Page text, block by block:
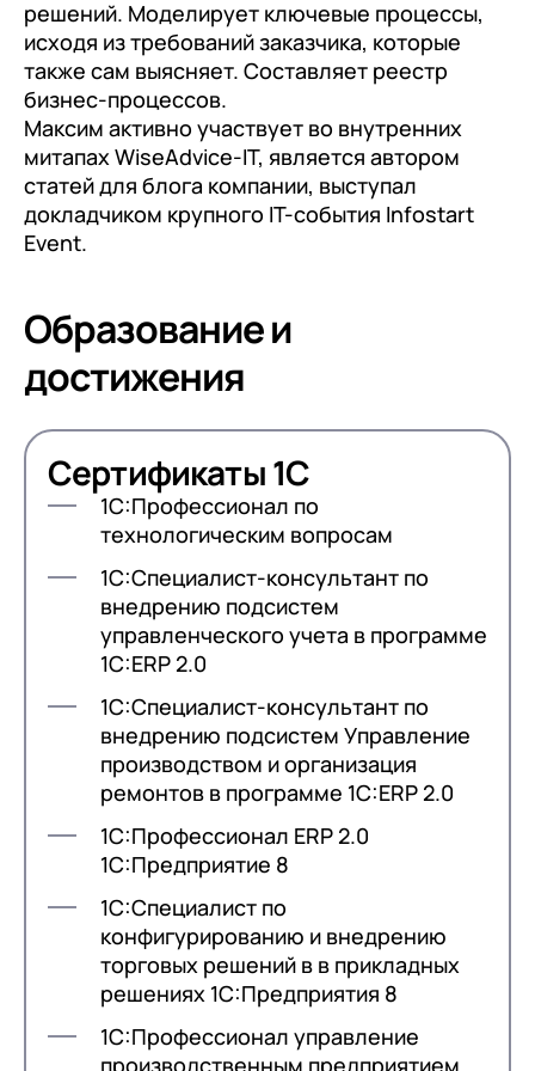
решений. Моделирует ключевые процессы,
исходя из требований заказчика, которые
также сам выясняет. Составляет реестр
бизнес-процессов.
Максим активно участвует во внутренних
митапах WiseAdvice-IT, является автором
статей для блога компании, выступал
докладчиком крупного IT-события Infostart
Event.
Образование и
достижения
Сертификаты 1С
1С:Профессионал по
технологическим вопросам
1С:Специалист-консультант по
внедрению подсистем
управленческого учета в программе
1С:ERP 2.0
1С:Специалист-консультант по
внедрению подсистем Управление
производством и организация
ремонтов в программе 1С:ERP 2.0
1С:Профессионал ERP 2.0
1С:Предприятие 8
1С:Специалист по
конфигурированию и внедрению
торговых решений в в прикладных
решениях 1С:Предприятия 8
1С:Профессионал управление
производственным предприятием
CERSANIT
Трейдинг
Переход с Terrasoft CRM на 1С:CRM или
1С-Битрикс 24
документооборот (КЭДО)
1С:Кабинет сотрудника
Внутренний документооборот (СЭД)
1С:Документооборот 8
Управление финансами (FRP)
1С:Управление холдингом
Отраслевые решения
Легкая логистика
1С:Аналитика
Управление взаимоотношениями с
клиентами (CRM)
1С:CRM
Лицензии 1С
1С-ЭДО
1С:Контрагент
1С-Отчетность
1С:Фреш
Доки 1С
Прочие отрасли
Контакты
Релокация
Грейды
Истории успеха
Отзывы сотрудников